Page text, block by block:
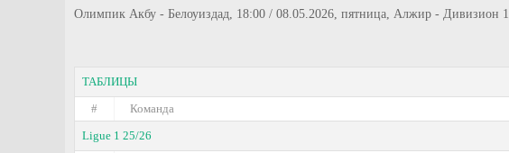
Олимпик Акбу - Белоуиздад, 18:00 / 08.05.2026, пятница, Алжир - Дивизион 1
ТАБЛИЦЫ
#
Команда
Ligue 1 25/26